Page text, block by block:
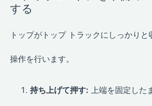
する
トップがトップ トラックにしっかり
操作を行います。
持ち上げて押す: 上端を固定した